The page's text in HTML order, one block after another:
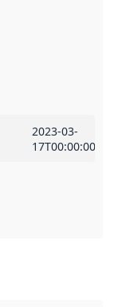
2023-03-
17T00:00:00Z
eller